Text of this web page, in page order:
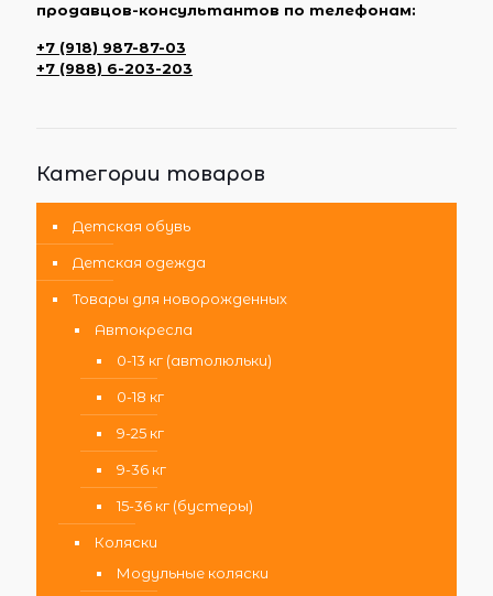
продавцов-консультантов по телефонам:
+7 (918) 987-87-03
+7 (988) 6-203-203
Категории товаров
Детская обувь
Детская одежда
Товары для новорожденных
Автокресла
0-13 кг (автолюльки)
0-18 кг
9-25 кг
9-36 кг
15-36 кг (бустеры)
Коляски
Модульные коляски